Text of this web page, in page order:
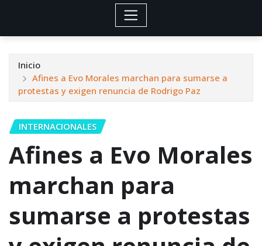
Inicio
Afines a Evo Morales marchan para sumarse a
protestas y exigen renuncia de Rodrigo Paz
INTERNACIONALES
Afines a Evo Morales
marchan para
sumarse a protestas